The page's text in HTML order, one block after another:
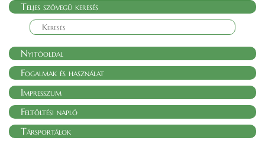
Teljes szövegű keresés
Nyitóoldal
Fogalmak és használat
Impresszum
Feltöltési napló
Társportálok